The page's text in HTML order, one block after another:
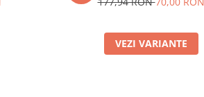
VEZI VARIANTE